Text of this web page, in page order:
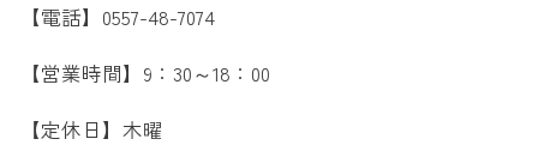
【電話】0557-48-7074
【営業時間】9：30～18：00
【定休日】木曜